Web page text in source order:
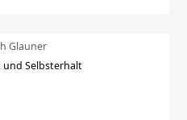
Glauner
und Selbsterhalt